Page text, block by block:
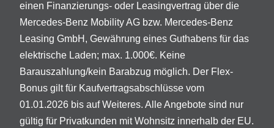
einen Finanzierungs- oder Leasingvertrag über die
Mercedes-Benz Mobility AG bzw. Mercedes-Benz
Leasing GmbH, Gewährung eines Guthabens für das
elektrische Laden; max. 1.000€. Keine
Barauszahlung/kein Barabzug möglich. Der Flex-
Bonus gilt für Kaufvertragsabschlüsse vom
01.01.2026 bis auf Weiteres. Alle Angebote sind nur
gültig für Privatkunden mit Wohnsitz innerhalb der EU.